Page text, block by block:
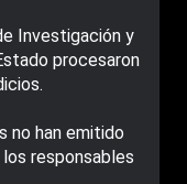
Investigación y
procesaron
no han emitido
responsables